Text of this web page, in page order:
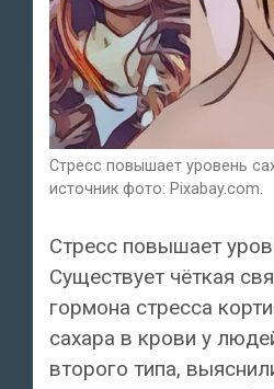
Стресс повышает уровень
источник фото: Pixabay.com.
Стресс повышает
Существует чёткая
гормона стресса
сахара в крови у
второго типа,